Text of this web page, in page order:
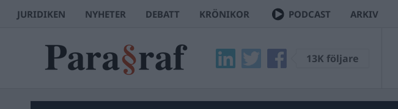
JURIDIKEN NYHETER DEBATT KRÖNIKOR PODCAST ARKIV
13K följare